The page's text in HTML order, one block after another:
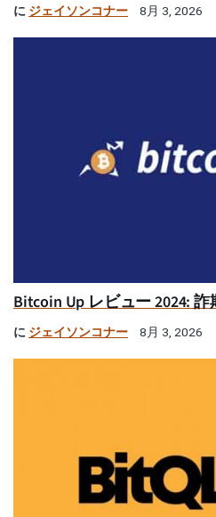
に ジェイソンコナー 8月 3, 2026
Bitcoin Up レビュー 2024:
に ジェイソンコナー 8月 3, 2026